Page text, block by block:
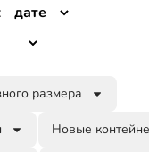
размера
Новые